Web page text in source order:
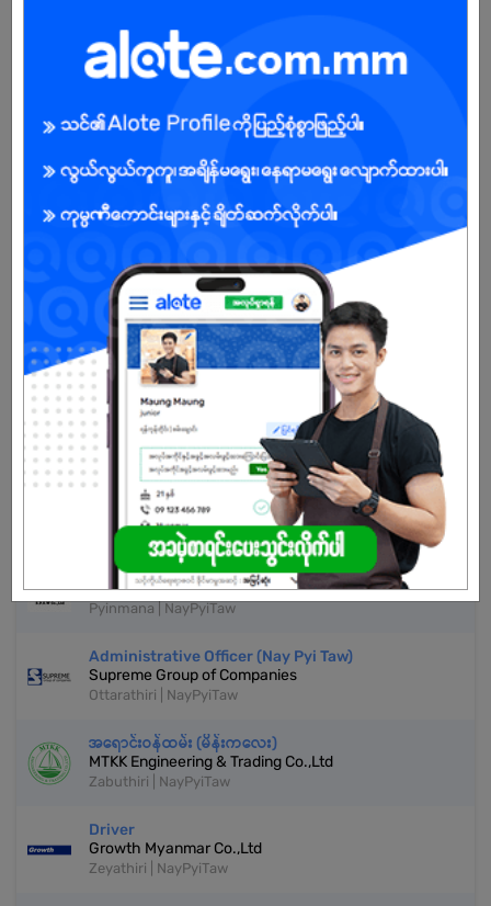
Already Expired
Don't have an account?
REGISTER NOW!
More Similar Jobs
Mechanic Leader ( ကားလေးစက်ပြင်Leader)
HTS Myanmar AIG Co.,Ltd
Pyinmana | NayPyiTaw
Office Staff (Naypyitaw)
Soe Pyai Sone Win Co.,Ltd
Pyinmana | NayPyiTaw
Administrative Officer (Nay Pyi Taw)
Supreme Group of Companies
Ottarathiri | NayPyiTaw
အရောင်းဝန်ထမ်း (မိန်းကလေး)
MTKK Engineering & Trading Co.,Ltd
Zabuthiri | NayPyiTaw
Driver
Growth Myanmar Co.,Ltd
Zeyathiri | NayPyiTaw